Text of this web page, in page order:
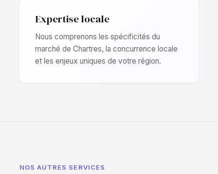
Expertise locale
Nous comprenons les spécificités du
marché de Chartres, la concurrence locale
et les enjeux uniques de votre région.
NOS AUTRES SERVICES